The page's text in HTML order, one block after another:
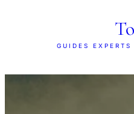
GUIDES EXPERTS